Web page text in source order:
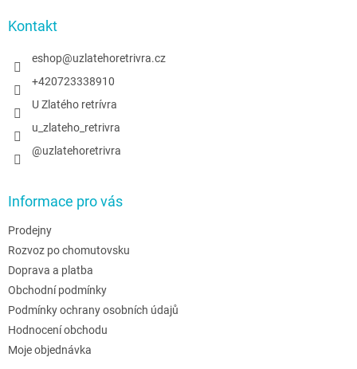
Kontakt
eshop@uzlatehoretrivra.cz
+420723338910
U Zlatého retrívra
u_zlateho_retrivra
@uzlatehoretrivra
Informace pro vás
Prodejny
Rozvoz po chomutovsku
Doprava a platba
Obchodní podmínky
Podmínky ochrany osobních údajů
Hodnocení obchodu
Moje objednávka